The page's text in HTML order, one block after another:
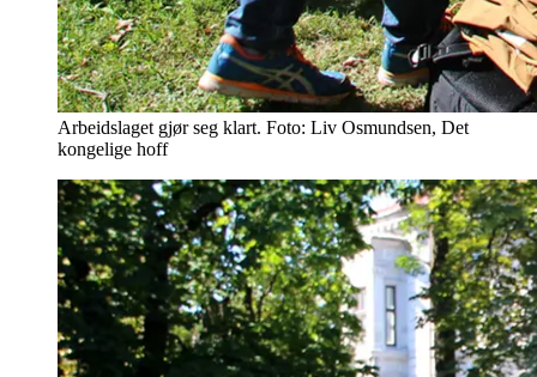
Arbeidslaget gjør seg klart. Foto: Liv Osmundsen, Det
kongelige hoff